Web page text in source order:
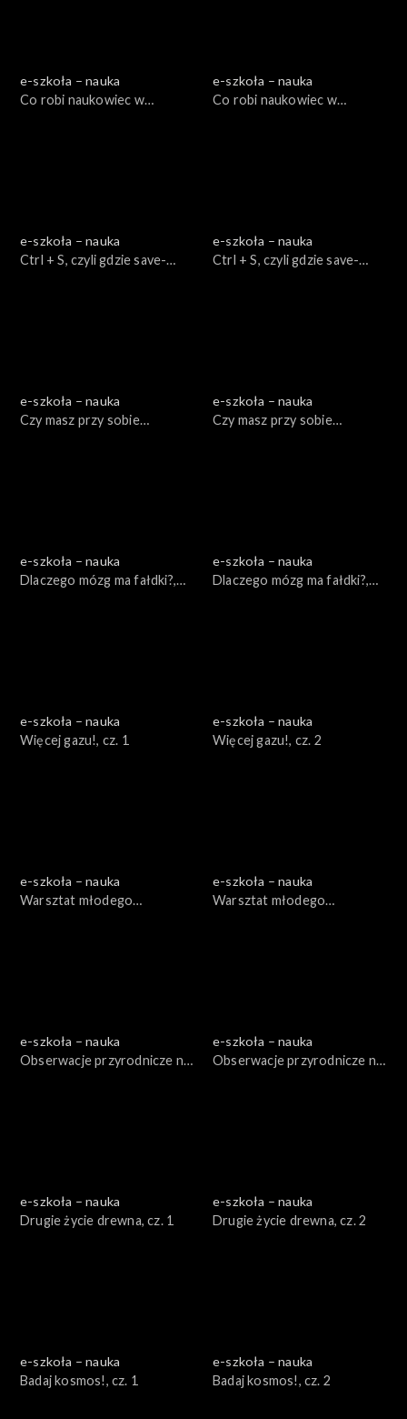
e-szkoła – nauka
Co robi naukowiec w
e-szkoła – nauka
Co robi naukowiec w
e-szkoła – nauka
Ctrl + S, czyli gdzie save-
e-szkoła – nauka
Ctrl + S, czyli gdzie save-
e-szkoła – nauka
Czy masz przy sobie
e-szkoła – nauka
Czy masz przy sobie
e-szkoła – nauka
Dlaczego mózg ma fałdki?,
e-szkoła – nauka
Dlaczego mózg ma fałdki?,
e-szkoła – nauka
Więcej gazu!, cz. 1
e-szkoła – nauka
Więcej gazu!, cz. 2
e-szkoła – nauka
Warsztat młodego
e-szkoła – nauka
Warsztat młodego
e-szkoła – nauka
Obserwacje przyrodnicze na
e-szkoła – nauka
Obserwacje przyrodnicze na
e-szkoła – nauka
Drugie życie drewna, cz. 1
e-szkoła – nauka
Drugie życie drewna, cz. 2
e-szkoła – nauka
Badaj kosmos!, cz. 1
e-szkoła – nauka
Badaj kosmos!, cz. 2